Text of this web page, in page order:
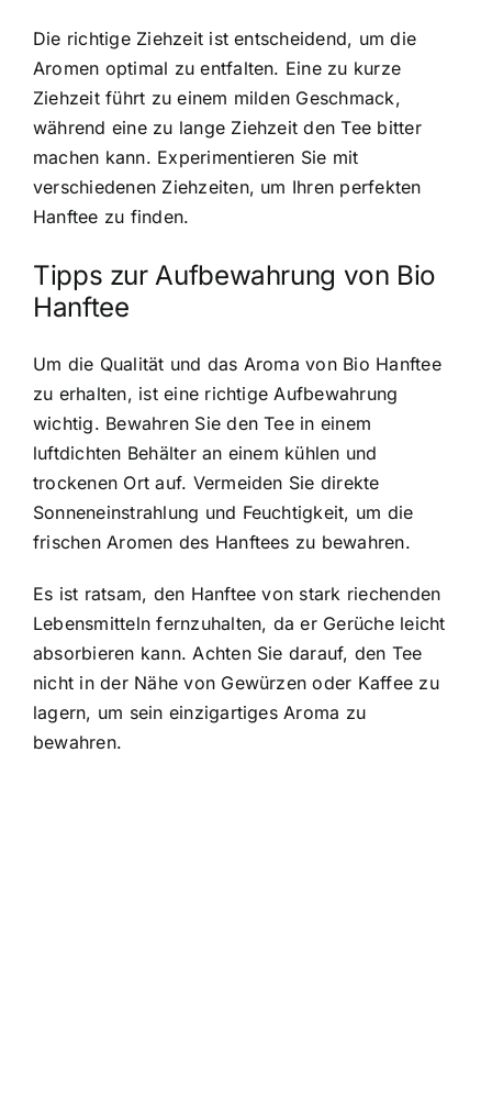
Die richtige Ziehzeit ist entscheidend, um die
Aromen optimal zu entfalten. Eine zu kurze
Ziehzeit führt zu einem milden Geschmack,
während eine zu lange Ziehzeit den Tee bitter
machen kann. Experimentieren Sie mit
verschiedenen Ziehzeiten, um Ihren perfekten
Hanftee zu finden.
Tipps zur Aufbewahrung von Bio
Hanftee
Um die Qualität und das Aroma von Bio Hanftee
zu erhalten, ist eine richtige Aufbewahrung
wichtig. Bewahren Sie den Tee in einem
luftdichten Behälter an einem kühlen und
trockenen Ort auf. Vermeiden Sie direkte
Sonneneinstrahlung und Feuchtigkeit, um die
frischen Aromen des Hanftees zu bewahren.
Es ist ratsam, den Hanftee von stark riechenden
Lebensmitteln fernzuhalten, da er Gerüche leicht
absorbieren kann. Achten Sie darauf, den Tee
nicht in der Nähe von Gewürzen oder Kaffee zu
lagern, um sein einzigartiges Aroma zu
bewahren.